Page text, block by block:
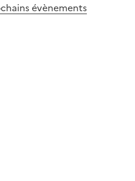
évènements